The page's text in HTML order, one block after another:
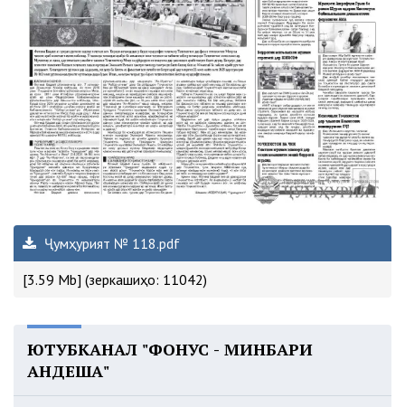
Ҷумҳурият № 118.pdf
[3.59 Mb] (зеркашиҳо: 11042)
ЮТУБКАНАЛ "ФОНУС - МИНБАРИ
АНДЕША"